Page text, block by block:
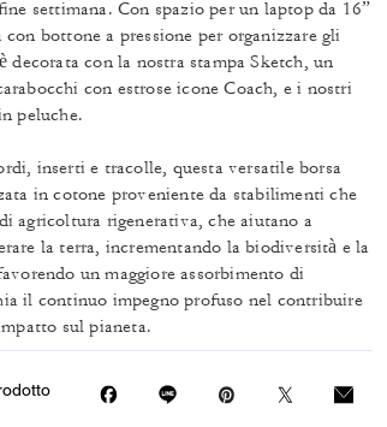
settimana. Con spazio per un laptop da 16”
con bottone a pressione per organizzare gli
decorata con la nostra stampa Sketch, un
con estrose icone Coach, e i nostri
peluche.
inserti e tracolle, questa versatile borsa
in cotone proveniente da stabilimenti che
agricoltura rigenerativa, che aiutano a
la terra, incrementando la biodiversità e la
un maggiore assorbimento di
il continuo impegno profuso nel contribuire
sul pianeta.